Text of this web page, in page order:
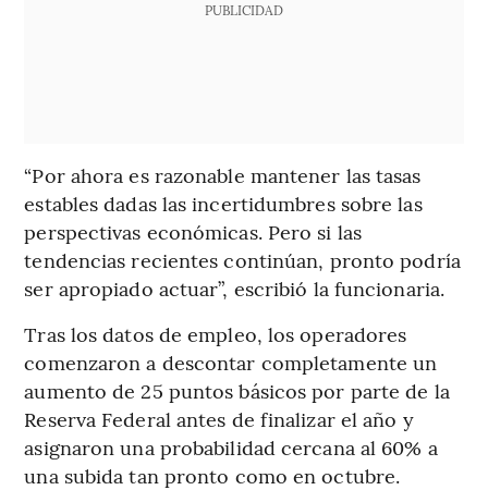
PUBLICIDAD
“Por ahora es razonable mantener las tasas
estables dadas las incertidumbres sobre las
perspectivas económicas. Pero si las
tendencias recientes continúan, pronto podría
ser apropiado actuar”, escribió la funcionaria.
Tras los datos de empleo, los operadores
comenzaron a descontar completamente un
aumento de 25 puntos básicos por parte de la
Reserva Federal antes de finalizar el año y
asignaron una probabilidad cercana al 60% a
una subida tan pronto como en octubre.